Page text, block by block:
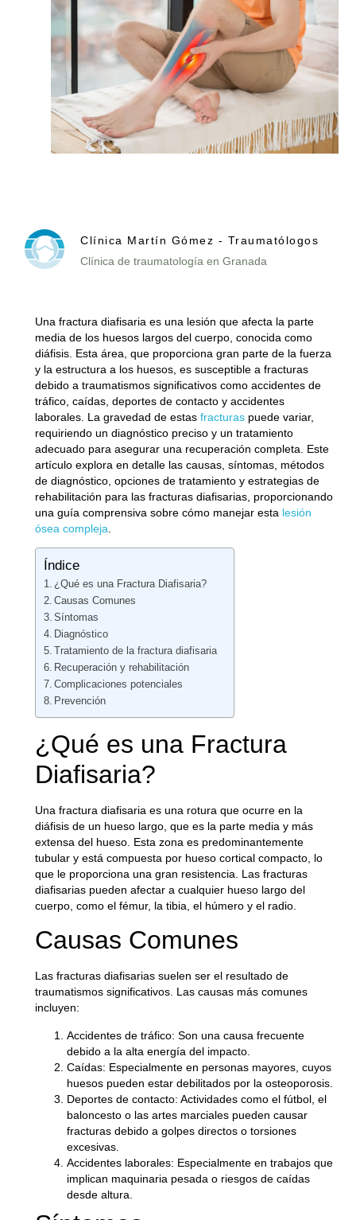
Clínica Martín Gómez - Traumatólogos
Clínica de traumatología en Granada
Una fractura diafisaria es una lesión que afecta la parte
media de los huesos largos del cuerpo, conocida como
diáfisis. Esta área, que proporciona gran parte de la fuerza
y la estructura a los huesos, es susceptible a fracturas
debido a traumatismos significativos como accidentes de
tráfico, caídas, deportes de contacto y accidentes
laborales. La gravedad de estas fracturaspuede variar,
requiriendo un diagnóstico preciso y un tratamiento
adecuado para asegurar una recuperación completa. Este
artículo explora en detalle las causas, síntomas, métodos
de diagnóstico, opciones de tratamiento y estrategias de
rehabilitación para las fracturas diafisarias, proporcionando
una guía comprensiva sobre cómo manejar esta lesión
ósea compleja
Índice
¿Qué es una Fractura Diafisaria?
Causas Comunes
Síntomas
Diagnóstico
Tratamiento de la fractura diafisaria
Recuperación y rehabilitación
Complicaciones potenciales
Prevención
¿Qué es una Fractura
Diafisaria?
Una fractura diafisaria es una rotura que ocurre en la
diáfisis de un hueso largo, que es la parte media y más
extensa del hueso. Esta zona es predominantemente
tubular y está compuesta por hueso cortical compacto, lo
que le proporciona una gran resistencia. Las fracturas
diafisarias pueden afectar a cualquier hueso largo del
cuerpo, como el fémur, la tibia, el húmero y el radio.
Causas Comunes
Las fracturas diafisarias suelen ser el resultado de
traumatismos significativos. Las causas más comunes
incluyen:
Accidentes de tráfico: Son una causa frecuente
debido a la alta energía del impacto.
Caídas: Especialmente en personas mayores, cuyos
huesos pueden estar debilitados por la osteoporosis.
Deportes de contacto: Actividades como el fútbol, el
baloncesto o las artes marciales pueden causar
fracturas debido a golpes directos o torsiones
excesivas.
Accidentes laborales: Especialmente en trabajos que
implican maquinaria pesada o riesgos de caídas
desde altura.